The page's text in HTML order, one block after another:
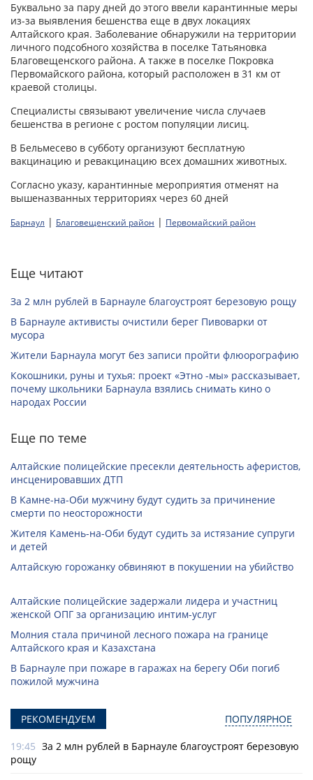
Буквально за пару дней до этого ввели карантинные меры
из-за выявления бешенства еще в двух локациях
Алтайского края. Заболевание обнаружили на территории
личного подсобного хозяйства в поселке Татьяновка
Благовещенского района. А также в поселке Покровка
Первомайского района, который расположен в 31 км от
краевой столицы.
Специалисты связывают увеличение числа случаев
бешенства в регионе с ростом популяции лисиц.
В Бельмесево в субботу организуют бесплатную
вакцинацию и ревакцинацию всех домашних животных.
Согласно указу, карантинные мероприятия отменят на
вышеназванных территориях через 60 дней
Барнаул | Благовещенский район | Первомайский район
Еще читают
За 2 млн рублей в Барнауле благоустроят березовую рощу
В Барнауле активисты очистили берег Пивоварки от
мусора
Жители Барнаула могут без записи пройти флюорографию
Кокошники, руны и тухья: проект «Этно -мы» рассказывает,
почему школьники Барнаула взялись снимать кино о
народах России
Еще по теме
Алтайские полицейские пресекли деятельность аферистов,
инсценировавших ДТП
В Камне-на-Оби мужчину будут судить за причинение
смерти по неосторожности
Жителя Камень-на-Оби будут судить за истязание супруги
и детей
Алтайскую горожанку обвиняют в покушении на убийство
Алтайские полицейские задержали лидера и участниц
женской ОПГ за организацию интим-услуг
Молния стала причиной лесного пожара на границе
Алтайского края и Казахстана
В Барнауле при пожаре в гаражах на берегу Оби погиб
пожилой мужчина
РЕКОМЕНДУЕМ ПОПУЛЯРНОЕ
19:45 За 2 млн рублей в Барнауле благоустроят березовую
рощу